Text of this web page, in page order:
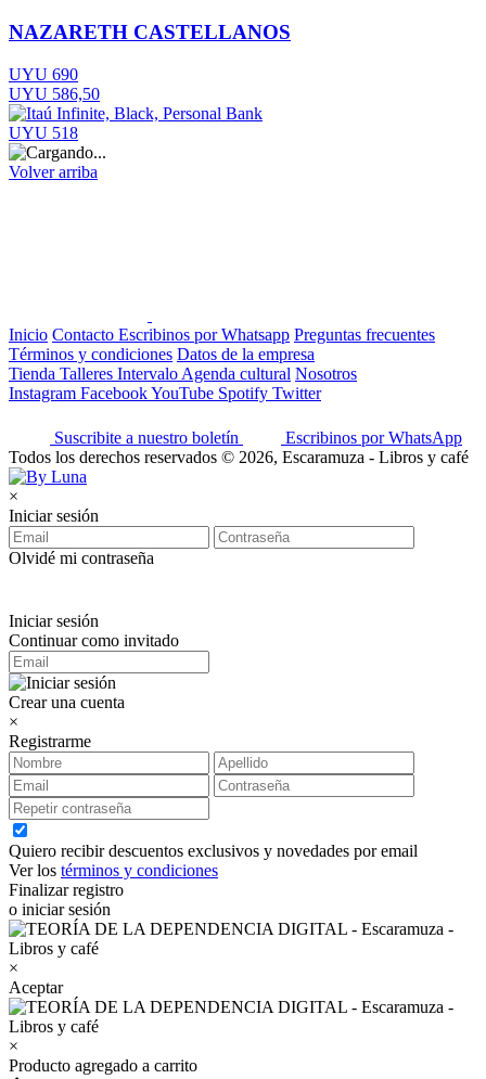
NAZARETH CASTELLANOS
UYU 690
UYU 586,50
UYU 518
Volver arriba
Inicio Contacto Escribinos por Whatsapp Preguntas frecuentes
Términos y condiciones Datos de la empresa
Tienda Talleres Intervalo Agenda cultural Nosotros
Instagram FacebookYouTube Spotify Twitter
Suscribite a nuestro boletín
Escribinos por WhatsApp
Todos los derechos reservados © 2026, Escaramuza - Libros y café
×
Iniciar sesión
Olvidé mi contraseña
Iniciar sesión
Continuar como invitado
Crear una cuenta
×
Registrarme
Quiero recibir descuentos exclusivos y novedades por email
Ver los términos y condiciones
Finalizar registro
o iniciar sesión
×
Aceptar
×
Producto agregado a carrito